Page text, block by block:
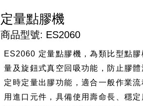
定量點膠機
商品型號: ES2060
ES2060 定量點膠機，為類比型點
量及旋鈕式真空回吸功能，防止膠
定時定量出膠功能，適合一般作業
用進口元件，具備使用壽命長、穩